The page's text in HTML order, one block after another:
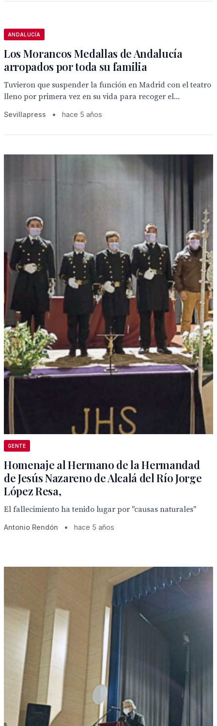
ANDALUCÍA
Los Morancos Medallas de Andalucía
arropados por toda su familia
Tuvieron que suspender la función en Madrid con el teatro
lleno por primera vez en su vida para recoger el...
Sevillapress • hace 5 años
GENTE
Homenaje al Hermano de la Hermandad
de Jesús Nazareno de Alcalá del Río Jorge
López Resa,
El fallecimiento ha tenido lugar por "causas naturales"
Antonio Rendón • hace 5 años